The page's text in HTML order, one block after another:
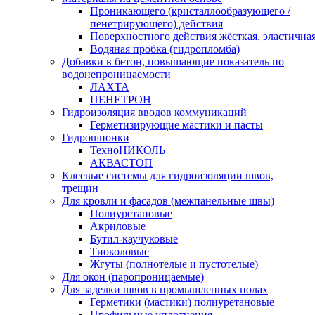
Проникающего (кристаллообразующего /
пенетрирующего) действия
Поверхностного действия жёсткая,
Водяная пробка (гидропломба)
Добавки в бетон, повышающие показатель по
водонепроницаемости
ЛАХТА
ПЕНЕТРОН
Гидроизоляция вводов коммуникаций
Герметизирующие мастики и пасты
Гидрошпонки
ТехноНИКОЛЬ
АКВАСТОП
Клеевые системы для гидроизоляции швов,
трещин
Для кровли и фасадов (межпанельные швы)
Полиуретановые
Акриловые
Бутил-каучуковые
Тиоколовые
Жгуты (полнотелые и пустотелые)
Для окон (паропроницаемые)
Для заделки швов в промышленных полах
Герметики (мастики) полиуретановые